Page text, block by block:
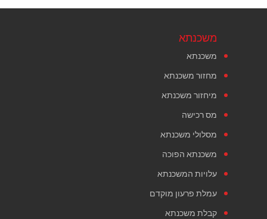
משכנתא
משכנתא
מחזור משכנתא
מיחזור משכנתא
מס רכישה
מסלולי משכנתא
משכנתא הפוכה
עלויות המשכנתא
עמלת פרעון מוקדם
קבלת משכנתא